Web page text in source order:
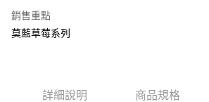
元大商業銀行
台新國際商業銀行
運送方式
銷售重點
莫藍草莓系列
詳細說明 商品規格